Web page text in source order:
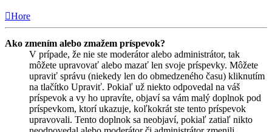
Hore
Ako zmením alebo zmažem príspevok?
V prípade, že nie ste moderátor alebo administrátor, tak
môžete upravovať alebo mazať len svoje príspevky. Môžete
upraviť správu (niekedy len do obmedzeného času) kliknutím
na tlačítko Upraviť. Pokiaľ už niekto odpovedal na váš
príspevok a vy ho upravíte, objaví sa vám malý doplnok pod
príspevkom, ktorí ukazuje, koľkokrát ste tento príspevok
upravovali. Tento doplnok sa neobjaví, pokiaľ zatiaľ nikto